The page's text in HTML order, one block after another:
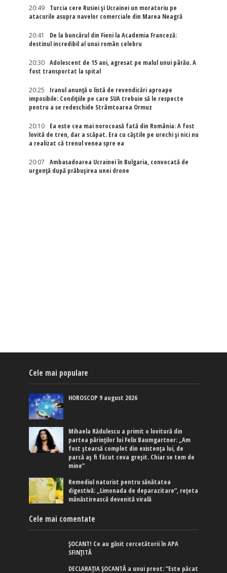
20:49
Turcia cere Rusiei și Ucrainei un moratoriu pe
atacurile asupra navelor comerciale din Marea Neagră
20:41
De la buncărul din Fieni la Academia Franceză:
destinul incredibil al unui român celebru
20:30
Adolescent de 15 ani, agresat pe malul unui pârău. A
fost transportat la spital
20:25
Iranul anunță o listă de revendicări aproape
imposibile: Condițiile pe care SUA trebuie să le respecte
pentru a se redeschide Strâmtoarea Ormuz
20:10
Ea este cea mai norocoasă fată din România: A fost
lovită de tren, dar a scăpat. Era cu căștile pe urechi și nici nu
a realizat că trenul venea spre ea
20:07
Ambasadoarea Ucrainei în Bulgaria, convocată de
urgență după prăbușirea unei drone
Cele mai populare
HOROSCOP 9 august 2026
Mihaela Rădulescu a primit o lovitură din
partea părinților lui Felix Baumgartner: „Am
fost ștearsă complet din existența lui, de
parcă aș fi făcut ceva greșit. Chiar se tem de
mine”
Remediul naturist pentru sănătatea
digestivă: „Limonada de deparazitare”, rețeta
mănăstirească devenită virală
Cele mai comentate
ȘOCANT! Ce au găsit cercetătorii în APA
SFINȚITĂ
DECLARAȚIA ȘOCANTĂ a unui preot: ”Este păcat